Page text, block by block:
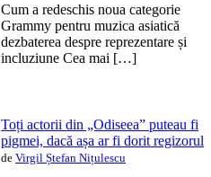
Cum a redeschis noua categorie
Grammy pentru muzica asiatică
dezbaterea despre reprezentare și
incluziune Cea mai […]
Toți actorii din „Odiseea” puteau fi
pigmei, dacă așa ar fi dorit regizorul
de Virgil Ștefan Nițulescu